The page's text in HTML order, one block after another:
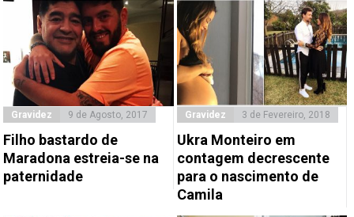
Gravidez 9 de Agosto, 2017
Filho bastardo de
Maradona estreia-se na
paternidade
Gravidez 3 de Fevereiro, 2018
Ukra Monteiro em
contagem decrescente
para o nascimento de
Camila